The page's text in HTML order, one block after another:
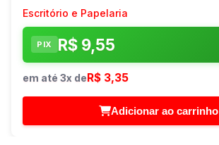
Escritório e Papelaria
PIX R$ 9,55
em até 3x deR$ 3,35
Adicionar ao carrinho